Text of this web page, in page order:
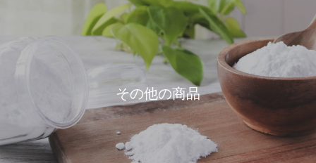
その他の商品